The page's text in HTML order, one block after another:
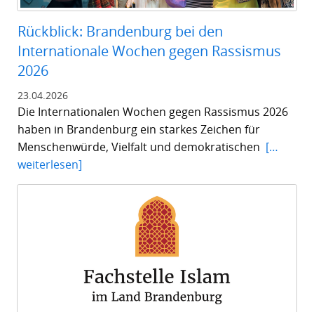
Rückblick: Brandenburg bei den
Internationale Wochen gegen Rassismus
2026
23.04.2026
Die Internationalen Wochen gegen Rassismus 2026
haben in Brandenburg ein starkes Zeichen für
Menschenwürde, Vielfalt und demokratischen […
weiterlesen]